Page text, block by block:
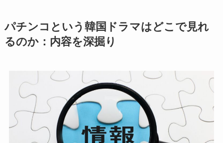
パチンコという韓国ドラマはどこで見れ
るのか：内容を深掘り